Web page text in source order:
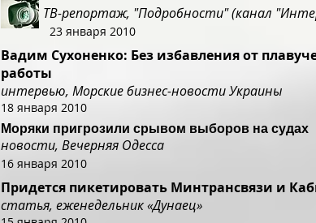
ТВ-репортаж, "Подробности" (канал
23 января 2010
Вадим Сухоненко: Без избавления от
работы
интервью, Морские бизнес-новости Украины
18 января 2010
Моряки пригрозили срывом выборов на судах
новости, Вечерняя Одесса
16 января 2010
Придется пикетировать Минтрансвязи и
статья, еженедельник «Дунаец»